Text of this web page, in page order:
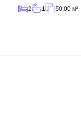
2 1 50.00 м²